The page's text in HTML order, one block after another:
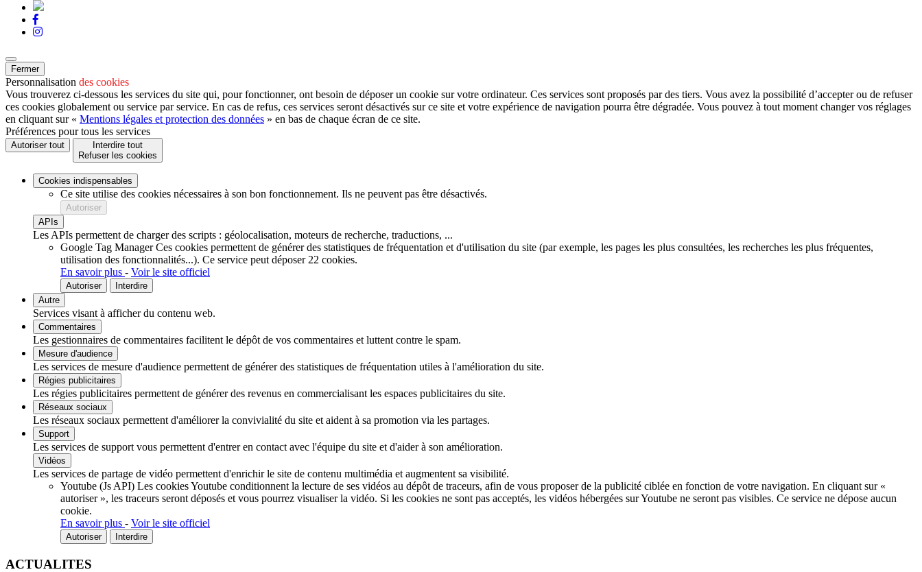
Fermer
Personnalisation des cookies
Vous trouverez ci-dessous les services du site qui, pour fonctionner, ont besoin de déposer un cookie sur votre ordinateur. Ces services sont proposés par des tiers. Vous avez la possibilité d’accepter ou de refuser
ces cookies globalement ou service par service. En cas de refus, ces services seront désactivés sur ce site et votre expérience de navigation pourra être dégradée. Vous pouvez à tout moment changer vos réglages
en cliquant sur « Mentions légales et protection des données » en bas de chaque écran de ce site.
Préférences pour tous les services
Autoriser tout
Interdire tout
Refuser les cookies
Cookies indispensables
Ce site utilise des cookies nécessaires à son bon fonctionnement. Ils ne peuvent pas être désactivés.
Autoriser
APIs
Les APIs permettent de charger des scripts : géolocalisation, moteurs de recherche, traductions, ...
Google Tag Manager Ces cookies permettent de générer des statistiques de fréquentation et d'utilisation du site (par exemple, les pages les plus consultées, les recherches les plus fréquentes,
utilisation des fonctionnalités...). Ce service peut déposer 22 cookies.
En savoir plus - Voir le site officiel
Autoriser
Interdire
Autre
Services visant à afficher du contenu web.
Commentaires
Les gestionnaires de commentaires facilitent le dépôt de vos commentaires et luttent contre le spam.
Mesure d'audience
Les services de mesure d'audience permettent de générer des statistiques de fréquentation utiles à l'amélioration du site.
Régies publicitaires
Les régies publicitaires permettent de générer des revenus en commercialisant les espaces publicitaires du site.
Réseaux sociaux
Les réseaux sociaux permettent d'améliorer la convivialité du site et aident à sa promotion via les partages.
Support
Les services de support vous permettent d'entrer en contact avec l'équipe du site et d'aider à son amélioration.
Vidéos
Les services de partage de vidéo permettent d'enrichir le site de contenu multimédia et augmentent sa visibilité.
Youtube (Js API) Les cookies Youtube conditionnent la lecture de ses vidéos au dépôt de traceurs, afin de vous proposer de la publicité ciblée en fonction de votre navigation. En cliquant sur «
autoriser », les traceurs seront déposés et vous pourrez visualiser la vidéo. Si les cookies ne sont pas acceptés, les vidéos hébergées sur Youtube ne seront pas visibles. Ce service ne dépose aucun
cookie.
En savoir plus - Voir le site officiel
Autoriser Interdire
ACTUALITES